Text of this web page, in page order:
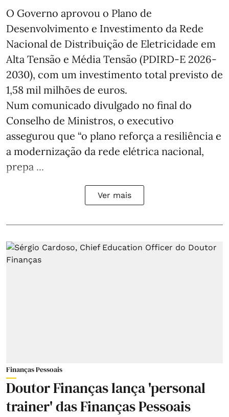
O Governo aprovou o Plano de
Desenvolvimento e Investimento da Rede
Nacional de Distribuição de Eletricidade em
Alta Tensão e Média Tensão (PDIRD-E 2026-
2030), com um investimento total previsto de
1,58 mil milhões de euros.
Num comunicado divulgado no final do
Conselho de Ministros, o executivo
assegurou que “o plano reforça a resiliência e
a modernização da rede elétrica nacional,
prepa ...
Ver mais
Finanças Pessoais
Doutor Finanças lança 'personal
trainer' das Finanças Pessoais